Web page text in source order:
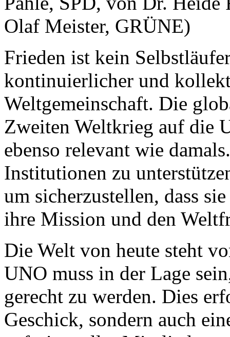
Olaf Meister, GRÜNE)
Frieden ist kein
kontinuierlicher und
Weltgemeinschaft. Die
Zweiten Weltkrieg auf die
ebenso relevant wie
Institutionen zu
um sicherzustellen, dass
ihre Mission und den
Die Welt von heute steht
UNO muss in der Lage
gerecht zu werden. Dies
Geschick, sondern auch